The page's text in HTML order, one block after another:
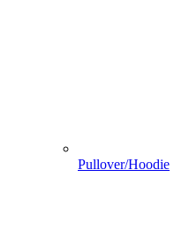
Pullover/Hoodie